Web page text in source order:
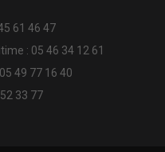
61 46 47
: 05 46 34 12 61
49 77 16 40
33 77